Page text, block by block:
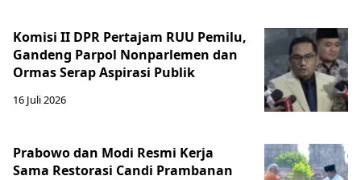
Komisi II DPR Pertajam RUU Pemilu,
Gandeng Parpol Nonparlemen dan
Ormas Serap Aspirasi Publik
16 Juli 2026
Prabowo dan Modi Resmi Kerja
Sama Restorasi Candi Prambanan